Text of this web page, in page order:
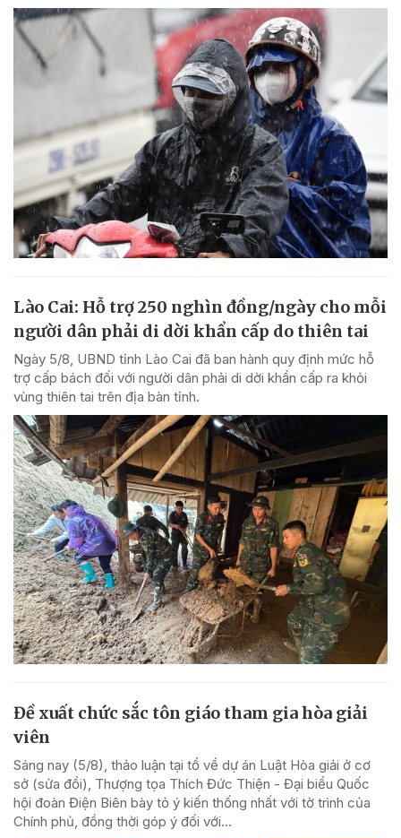
Lào Cai: Hỗ trợ 250 nghìn đồng/ngày cho mỗi
người dân phải di dời khẩn cấp do thiên tai
Ngày 5/8, UBND tỉnh Lào Cai đã ban hành quy định mức hỗ
trợ cấp bách đối với người dân phải di dời khẩn cấp ra khỏi
vùng thiên tai trên địa bàn tỉnh.
Đề xuất chức sắc tôn giáo tham gia hòa giải
viên
Sáng nay (5/8), thảo luận tại tổ về dự án Luật Hòa giải ở cơ
sở (sửa đổi), Thượng tọa Thích Đức Thiện - Đại biểu Quốc
hội đoàn Điện Biên bày tỏ ý kiến thống nhất với tờ trình của
Chính phủ, đồng thời góp ý đối với...